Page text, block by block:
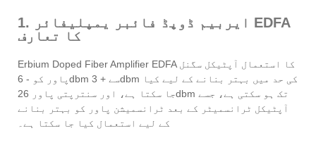
1. ایربیم ڈوپڈ فائبر یمپلیفائر EDFA
کا تعارف
Erbium Doped Fiber Amplifier EDFA کا استعمال آپٹیکل سگنل
پاور کو - 6dbm سے + 3dbm کی حد میں بہتر بنانے کے لیے کیا
جا سکتا ہے، اور سنترپتی پاور 26dbm تک ہو سکتی ہے، جسے
آپٹیکل ٹرانسمیٹر کے بعد ٹرانسمیشن پاور کو بہتر بنانے
کے لیے استعمال کیا جا سکتا ہے۔